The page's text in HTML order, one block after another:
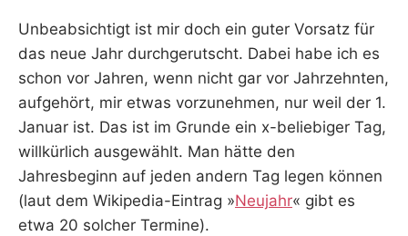
Unbeabsichtigt ist mir doch ein guter Vorsatz für
das neue Jahr durchgerutscht. Dabei habe ich es
schon vor Jahren, wenn nicht gar vor Jahrzehnten,
aufgehört, mir etwas vorzunehmen, nur weil der 1.
Januar ist. Das ist im Grunde ein x-beliebiger Tag,
willkürlich ausgewählt. Man hätte den
Jahresbeginn auf jeden andern Tag legen können
(laut dem Wikipedia-Eintrag »Neujahr« gibt es
etwa 20 solcher Termine).